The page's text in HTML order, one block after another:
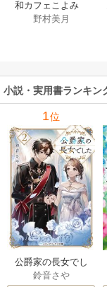
和カフェこよみ
五月くんの夏のお
野村美月
小説・実用書ランキン
1位
公爵家の長女でし
た
鈴音さや